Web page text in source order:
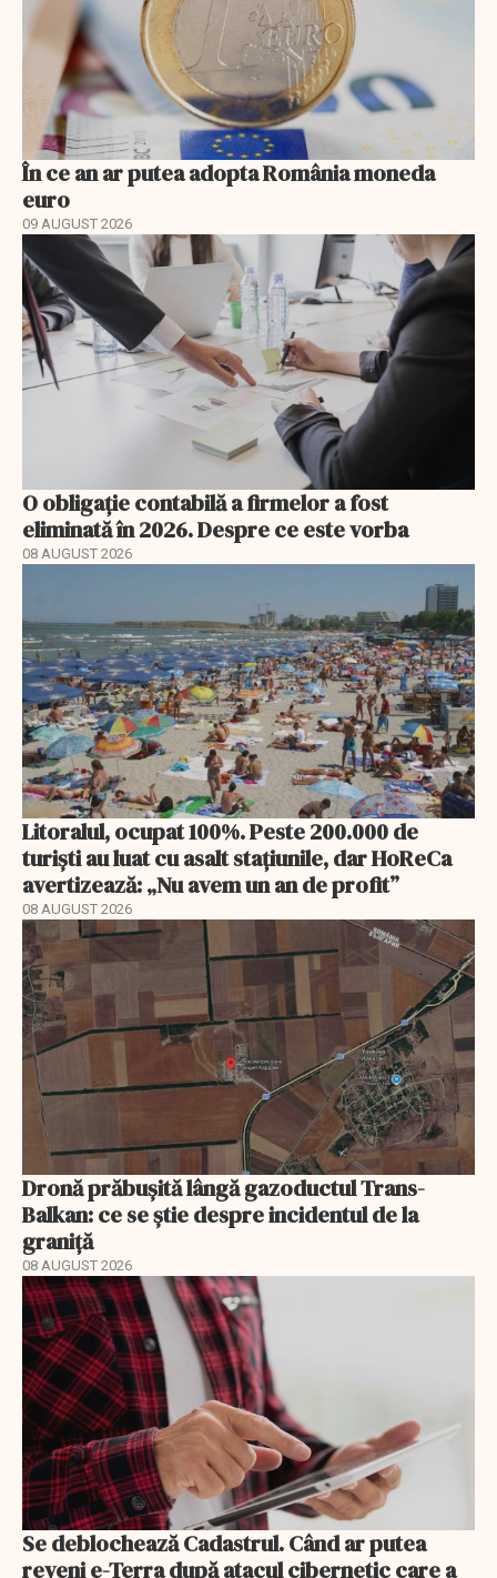
În ce an ar putea adopta România moneda
euro
09 AUGUST 2026
O obligație contabilă a firmelor a fost
eliminată în 2026. Despre ce este vorba
08 AUGUST 2026
Litoralul, ocupat 100%. Peste 200.000 de
turiști au luat cu asalt stațiunile, dar HoReCa
avertizează: „Nu avem un an de profit”
08 AUGUST 2026
Dronă prăbușită lângă gazoductul Trans-
Balkan: ce se știe despre incidentul de la
graniță
08 AUGUST 2026
Se deblochează Cadastrul. Când ar putea
reveni e-Terra după atacul cibernetic care a